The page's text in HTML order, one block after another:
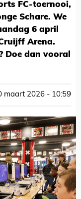
FC-toernooi,
Schare. We
6 april
Arena.
Doe dan vooral
maart 2026 - 10:59